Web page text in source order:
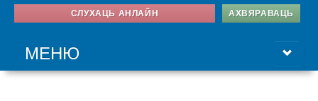
АХВЯРАВАЦЬ
СЛУХАЦЬ АНЛАЙН
МЕНЮ